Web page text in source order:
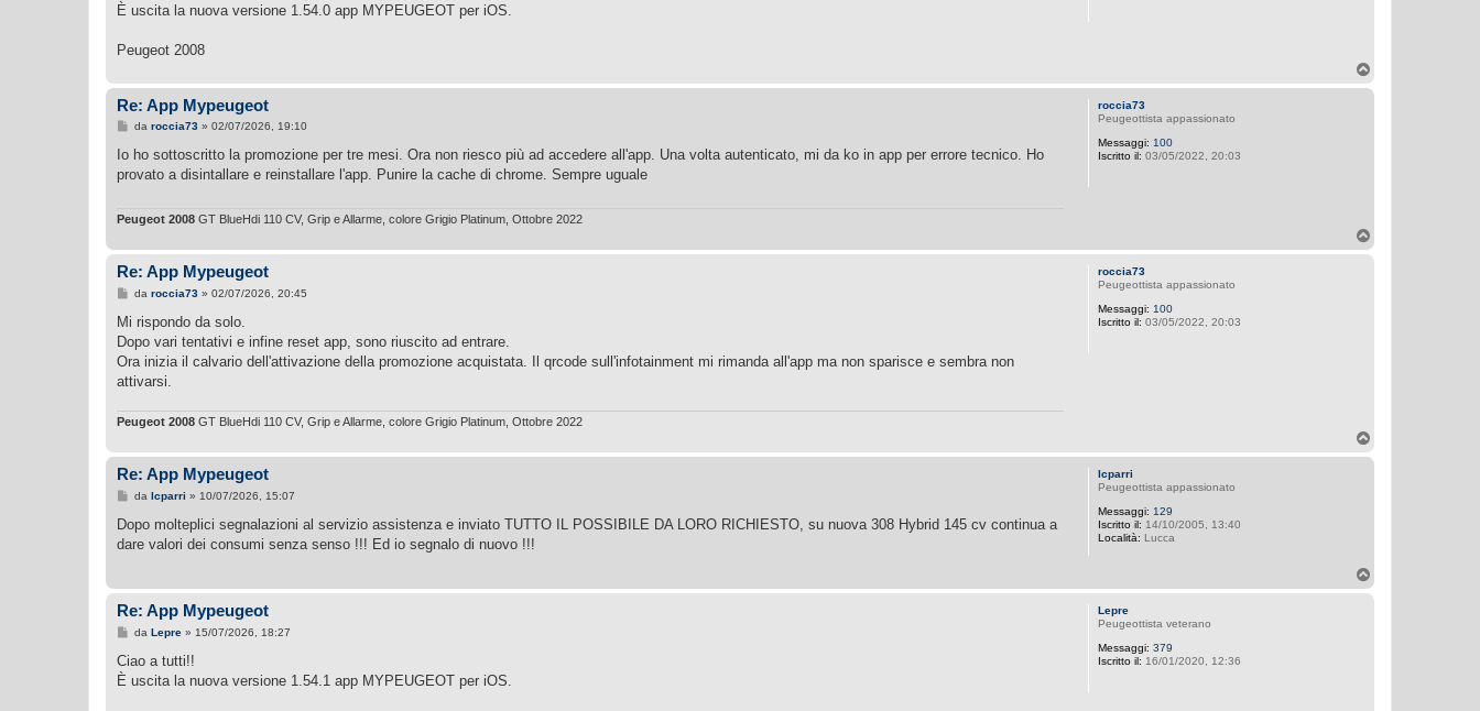
a
i
È uscita la nuova versione 1.54.0 app MYPEUGEOT per iOS.
Peugeot 2008
roccia73
Peugeottista appassionato
Messaggi: 100
Iscritto il: 03/05/2022, 20:03
Re: App Mypeugeot
M
s
a
i
da roccia73» 02/07/2026, 19:10
Io ho sottoscritto la promozione per tre mesi. Ora non riesco più ad accedere all'app. Una volta autenticato, mi da ko in app per errore tecnico. Ho
provato a disintallare e reinstallare l'app. Punire la cache di chrome. Sempre uguale
Peugeot 2008 GT BlueHdi 110 CV, Grip e Allarme, colore Grigio Platinum, Ottobre 2022
roccia73
Peugeottista appassionato
Messaggi: 100
Iscritto il: 03/05/2022, 20:03
Re: App Mypeugeot
M
s
a
g
i
da roccia73» 02/07/2026, 20:45
Mi rispondo da solo.
Dopo vari tentativi e infine reset app, sono riuscito ad entrare.
Ora inizia il calvario dell'attivazione della promozione acquistata. Il qrcode sull'infotainment mi rimanda all'app ma non sparisce e sembra non
attivarsi.
Peugeot 2008 GT BlueHdi 110 CV, Grip e Allarme, colore Grigio Platinum, Ottobre 2022
lcparri
Peugeottista appassionato
Messaggi: 129
Iscritto il: 14/10/2005, 13:40
Località: Lucca
Re: App Mypeugeot
M
s
a
i
da lcparri » 10/07/2026, 15:07
Dopo molteplici segnalazioni al servizio assistenza e inviato TUTTO IL POSSIBILE DA LORO RICHIESTO, su nuova 308 Hybrid 145 cv continua a
dare valori dei consumi senza senso !!! Ed io segnalo di nuovo !!!
Lepre
Peugeottista veterano
Messaggi: 379
Iscritto il: 16/01/2020, 12:36
Re: App Mypeugeot
M
s
a
da Lepre» 15/07/2026, 18:27
Ciao a tutti!!
È uscita la nuova versione 1.54.1 app MYPEUGEOT per iOS.